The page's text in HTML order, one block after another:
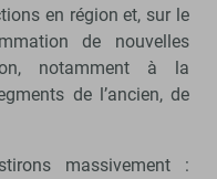
en région et, sur le
de nouvelles
notamment à la
de l’ancien, de
massivement :